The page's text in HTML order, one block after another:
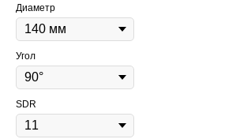
Диаметр
Угол
SDR